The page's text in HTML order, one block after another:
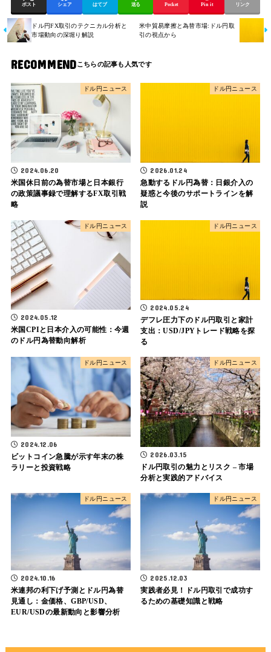
ポスト シェア はてブ 送る Pocket Pin it リンク
ドル円FX取引のテクニカル分析と
市場動向の深堀り解説
米中貿易摩擦と為替市場:ドル円取
引の視点から
RECOMMEND
ドル円ニュース
2024.06.20
米国休日前の為替市場と日本銀行
の政策議事録で理解するFX取引戦
略
ドル円ニュース
2026.01.24
急動するドル円為替：日銀介入の
疑惑と今後のサポートラインを解
説
ドル円ニュース
2024.05.12
米国CPIと日本介入の可能性：今週
のドル円為替動向解析
ドル円ニュース
2024.05.24
デフレ圧力下のドル円取引と家計
支出：USD/JPYトレード戦略を探
る
ドル円ニュース
2024.12.06
ビットコイン急騰が示す年末の株
ラリーと投資戦略
ドル円ニュース
2026.03.15
ドル円取引の魅力とリスク – 市場
分析と実践的アドバイス
ドル円ニュース
2024.10.16
米連邦の利下げ予測とドル円為替
見通し：金価格、GBP/USD、
EUR/USDの最新動向と影響分析
ドル円ニュース
2025.12.03
実践者必見！ドル円取引で成功す
るための基礎知識と戦略